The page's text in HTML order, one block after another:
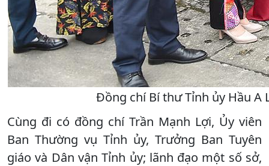
Đồng chí Bí thư Tỉnh ủy Hầu A
Cùng đi có đồng chí Trần Mạnh Lợi, Ủy viên
Ban Thường vụ Tỉnh ủy, Trưởng Ban Tuyên
giáo và Dân vận Tỉnh ủy; lãnh đạo một số sở,